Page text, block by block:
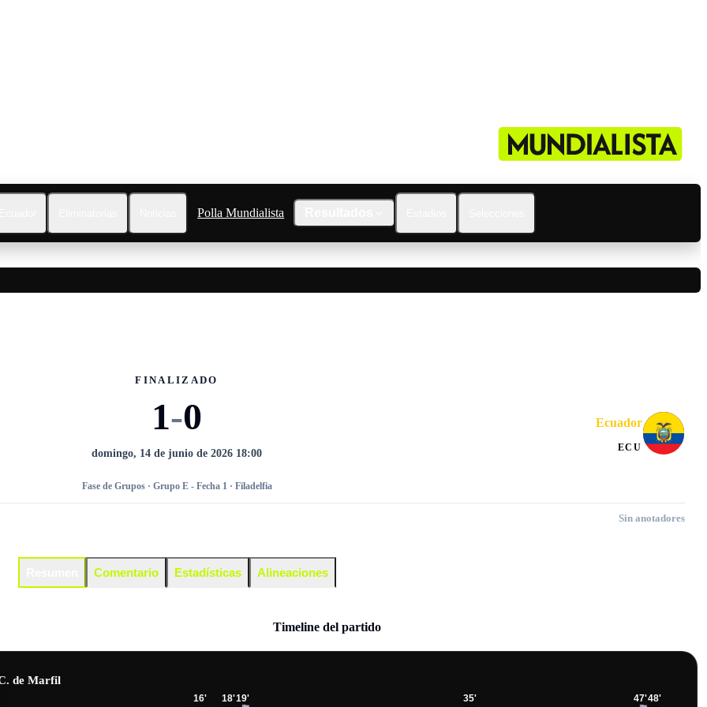
Polla Mundialista
FINALIZADO
1-0
domingo, 14 de junio de 2026 18:00
Fase de Grupos · Grupo E - Fecha 1 · Filadelfia
Ecuador
ECU
Sin anotadores
Comentario Estadísticas Alineaciones
Timeline del partido
de Marfil
16' 18'19' 35' 47'48'